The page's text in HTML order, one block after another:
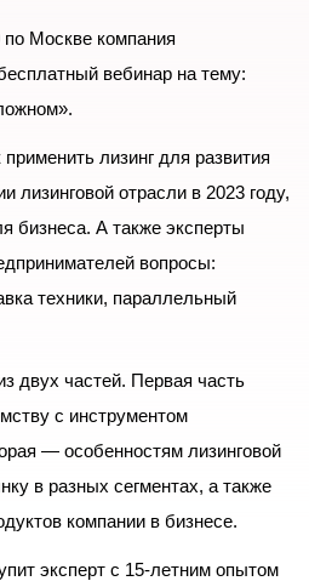
по Москве компания
вебинар на тему:
лизинг для развития
лизинговой отрасли в 2023 году,
бизнеса. А также эксперты
вопросы:
техники, параллельный
двух частей. Первая часть
с инструментом
— особенностям лизинговой
в разных сегментах, а также
компании в бизнесе.
эксперт с 15-летним опытом